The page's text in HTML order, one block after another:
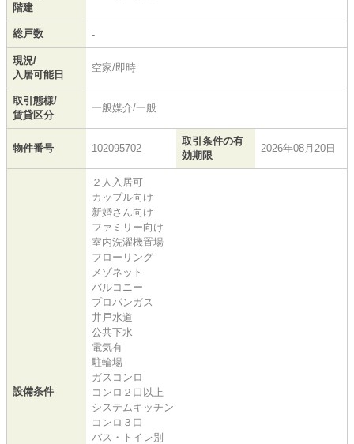
階建
総戸数 -
現況/
入居可能日
空家/即時
取引態様/
賃貸区分
一般媒介/一般
物件番号 102095702
取引条件の有
効期限
2026年08月20日
設備条件
２人入居可
カップル向け
新婚さん向け
ファミリー向け
室内洗濯機置場
フローリング
メゾネット
バルコニー
プロパンガス
井戸水道
公共下水
電気有
駐輪場
ガスコンロ
コンロ２口以上
システムキッチン
コンロ３口
バス・トイレ別